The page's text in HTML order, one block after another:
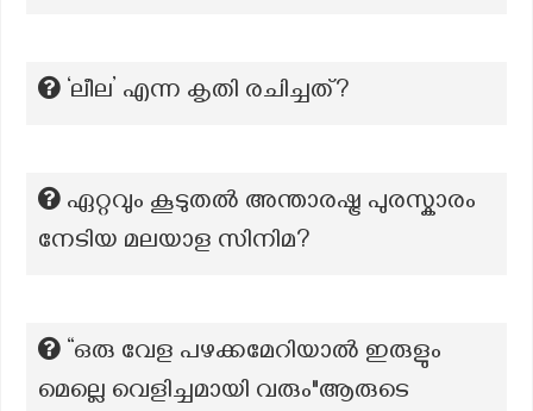
‘ലീല’ എന്ന കൃതി രചിച്ചത്?
ഏറ്റവും കൂടുതൽ അന്താരഷ്ട്ര പുരസ്കാരം
നേടിയ മലയാള സിനിമ?
“ഒരു വേള പഴക്കമേറിയാൽ ഇരുളും
മെല്ലെ വെളിച്ചമായി വരും"ആരുടെ